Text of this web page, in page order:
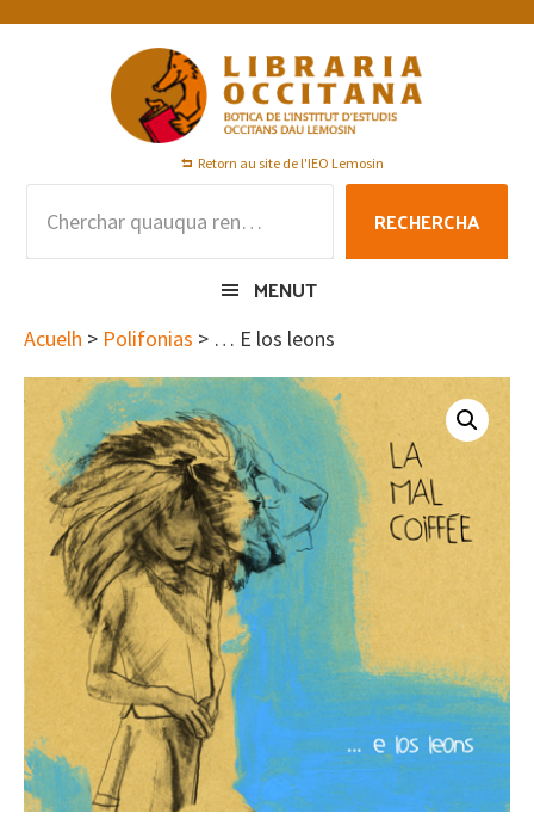
Skip
Skip
Skip
Retorn au site de l'IEO Lemosin
RECHERCHA
MENUT
Acuelh > Polifonias > … E los leons